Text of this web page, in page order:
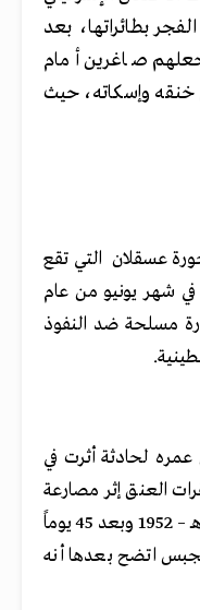
بطائراتها، بعد
صاغرين أمام
خنقه وإسكاته، حيث
عسقلان التي تقع
غزة، في شهر يونيو من عام
مسلحة ضد النفوذ
لحادثة أثرت في
العنق إثر مصارعة
ودية بينه وبين أحد زملائه عام 1371هـ – 1952 وبعد 45 يوماً
اتضح بعدها أنه